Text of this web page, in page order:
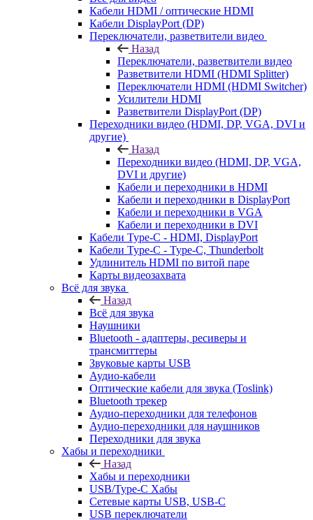
Кабели HDMI / оптические HDMI
Кабели DisplayPort (DP)
Переключатели, разветвители видео
Назад
Переключатели, разветвители видео
Разветвители HDMI (HDMI Splitter)
Переключатели HDMI (HDMI Switcher)
Усилители HDMI
Разветвители DisplayPort (DP)
Переходники видео (HDMI, DP, VGA, DVI и
другие)
Назад
Переходники видео (HDMI, DP, VGA,
DVI и другие)
Кабели и переходники в HDMI
Кабели и переходники в DisplayPort
Кабели и переходники в VGA
Кабели и переходники в DVI
Кабели Type-C - HDMI, DisplayPort
Кабели Type-C - Type-C, Thunderbolt
Удлинитель HDMI по витой паре
Карты видеозахвата
Всё для звука
Назад
Всё для звука
Наушники
Bluetooth - адаптеры, ресиверы и
трансмиттеры
Звуковые карты USB
Аудио-кабели
Оптические кабели для звука (Toslink)
Bluetooth трекер
Аудио-переходники для телефонов
Аудио-переходники для наушников
Переходники для звука
Хабы и переходники
Назад
Хабы и переходники
USB/Type-C Хабы
Сетевые карты USB, USB-C
USB переключатели